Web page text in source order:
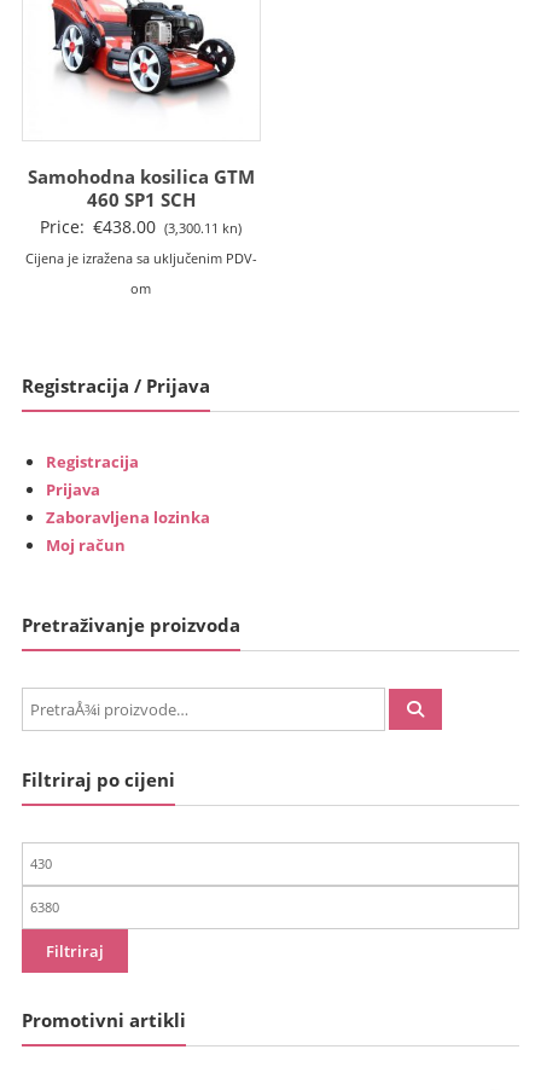
Samohodna kosilica GTM
460 SP1 SCH
Price: €438.00 (3,300.11 kn)
Cijena je izražena sa uključenim PDV-
om
Registracija / Prijava
Registracija
Prijava
Zaboravljena lozinka
Moj račun
Pretraživanje proizvoda
PretraÅ¾i:
Filtriraj po cijeni
Min
cijena
Maks
cijena
Filtriraj
Promotivni artikli